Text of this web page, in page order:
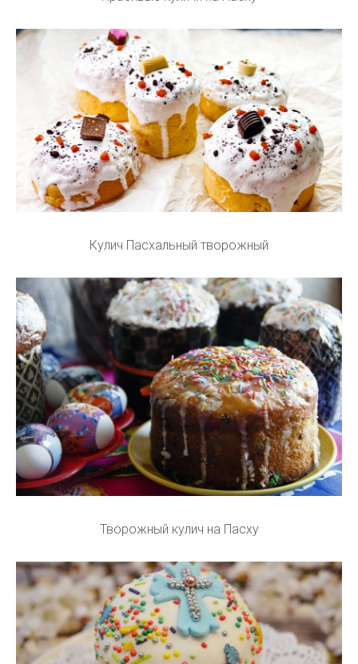
Кулич Пасхальный творожный
Творожный кулич на Пасху